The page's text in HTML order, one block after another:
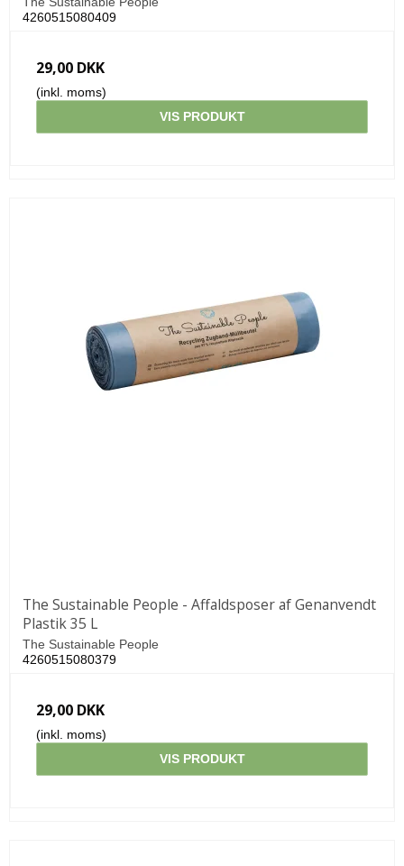
4260515080409
29,00 DKK
(inkl. moms)
VIS PRODUKT
The Sustainable People - Affaldsposer af Genanvendt
Plastik 35 L
The Sustainable People
4260515080379
29,00 DKK
(inkl. moms)
VIS PRODUKT